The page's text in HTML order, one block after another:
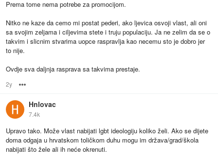
Prema tome nema potrebe za promocijom.
Nitko ne kaze da cemo mi postat pederi, ako ljevica osvoji vlast, ali oni
sa svojim zeljama i ciljevima stete i truju populaciju. Ja ne zelim da se o
takvim i slicnim stvarima uopce raspravlja kao necemu sto je dobro jer
to nije.
Ovdje sva daljnja rasprava sa takvima prestaje.
2y
Hnlovac
7.4k
Upravo tako. Može vlast nabijati lgbt ideologiju koliko želi. Ako se dijete
doma odgaja u hrvatskom toličkom duhu mogu im država/grad/škola
nabijati što žele ali ih neće okrenuti.